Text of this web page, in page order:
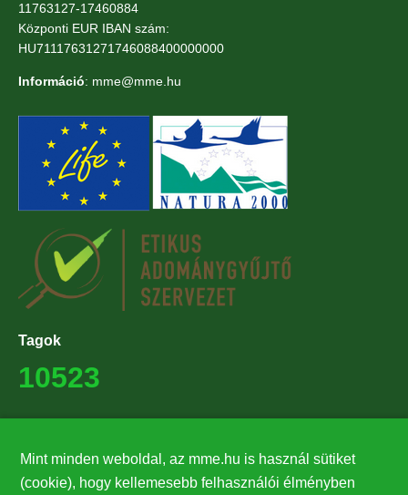
11763127-17460884
Központi EUR IBAN szám:
HU71117631271746088400000000
Információ: mme@mme.hu
Tagok
10523
27224
Mint minden weboldal, az mme.hu is használ sütiket
(cookie), hogy kellemesebb felhasználói élményben